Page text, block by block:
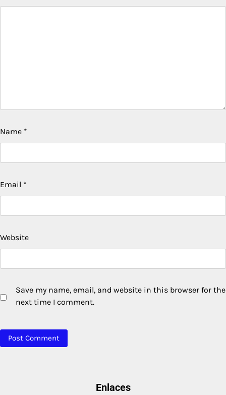
Name *
Email *
Website
Save my name, email, and website in this browser for the
next time I comment.
Enlaces